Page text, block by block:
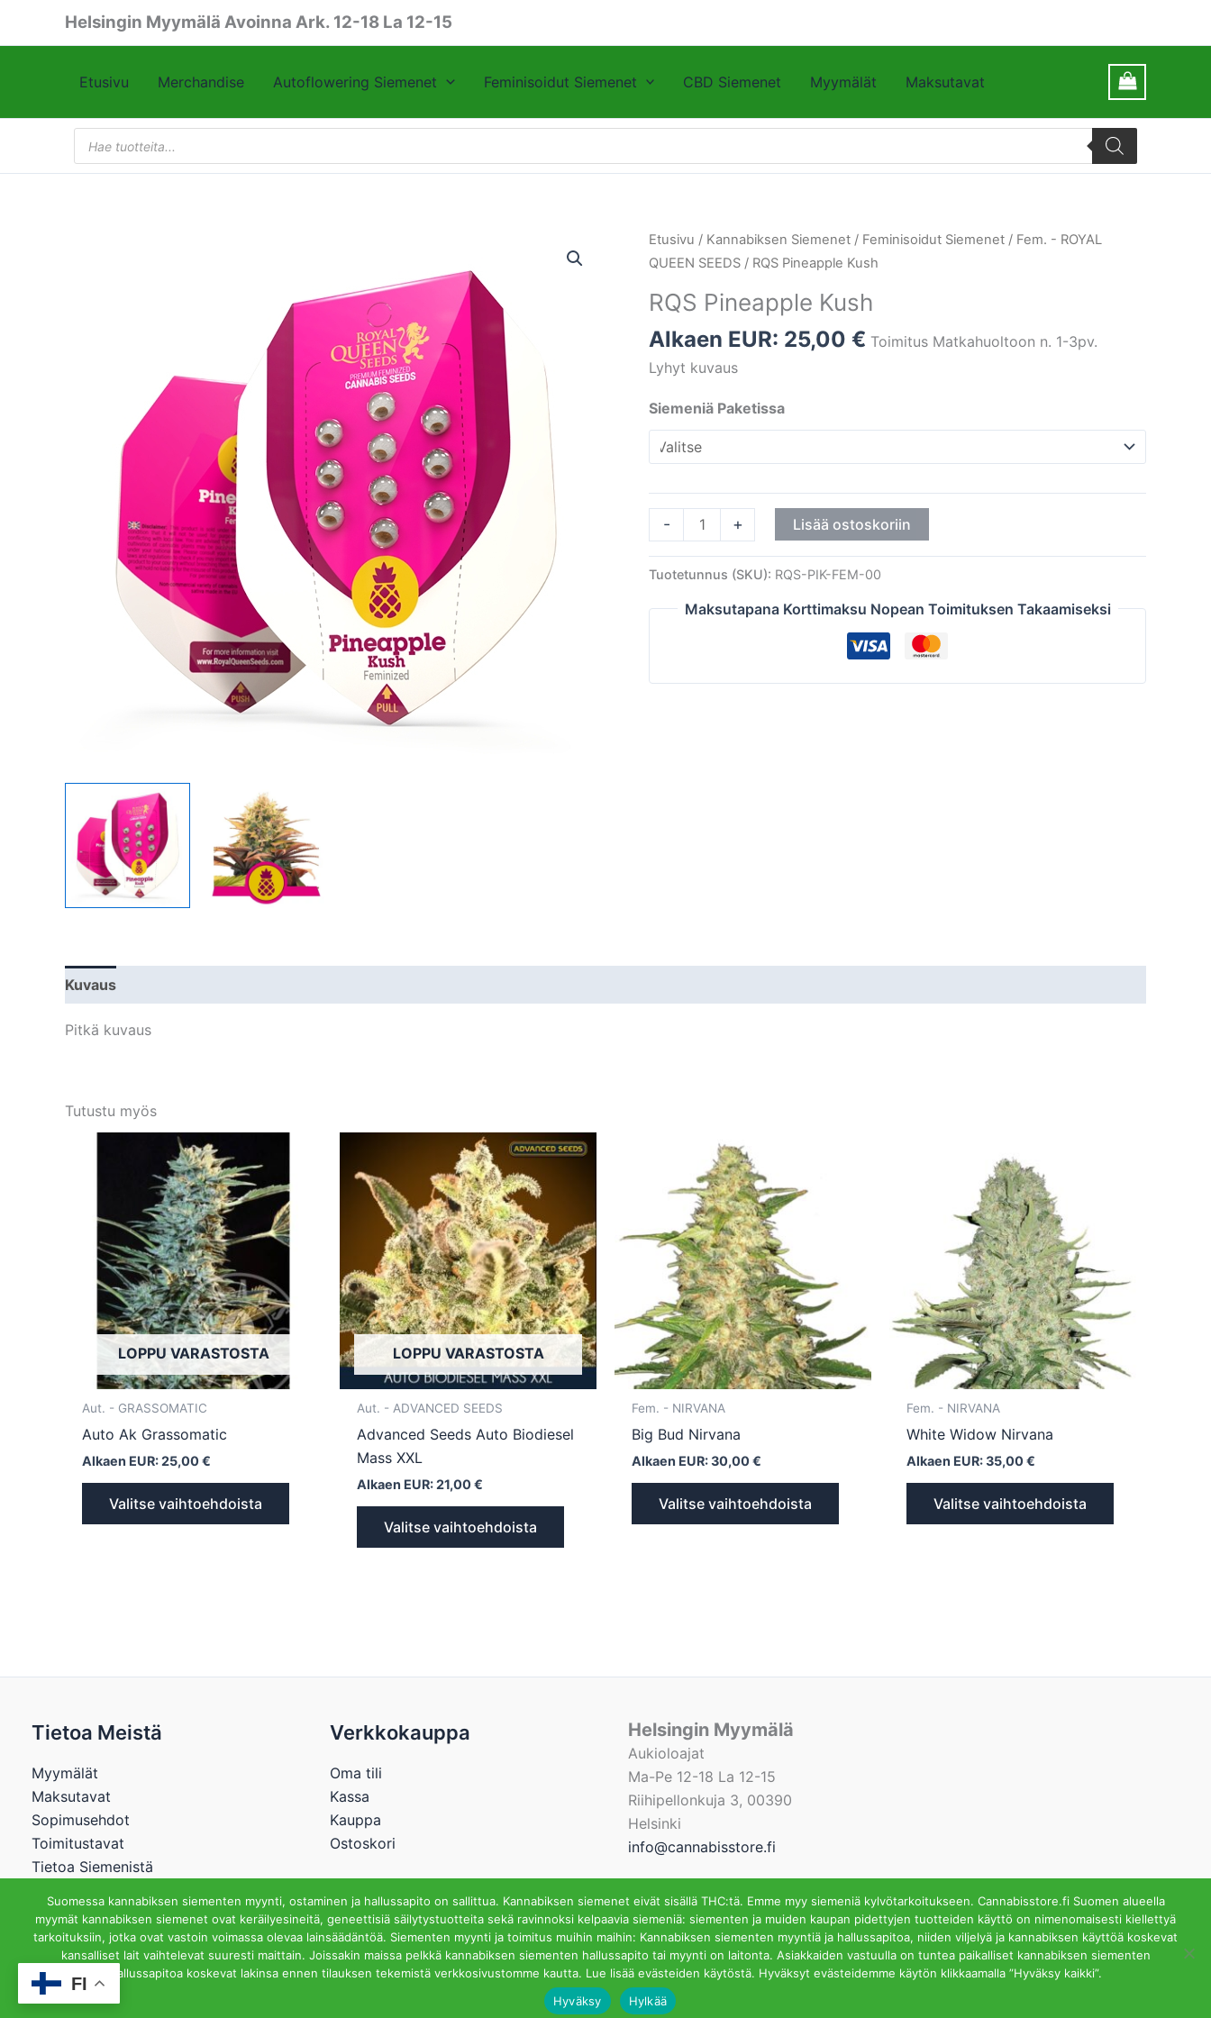
Helsingin Myymälä Avoinna Ark. 12-18 La 12-15
Etusivu Merchandise Autoflowering Siemenet Feminisoidut Siemenet CBD Siemenet Myymälät Maksutavat
Products
search
Etusivu / Kannabiksen Siemenet / Feminisoidut Siemenet / Fem. - ROYAL
QUEEN SEEDS / RQS Pineapple Kush
RQS Pineapple Kush
Alkaen EUR: 25,00 € Toimitus Matkahuoltoon n. 1-3pv.
Lyhyt kuvaus
Siemeniä Paketissa
-
RQS
Pineapple
määrä
+ Lisää ostoskoriin
Tuotetunnus (SKU): RQS-PIK-FEM-00
Maksutapana Korttimaksu Nopean Toimituksen Takaamiseksi
Kuvaus
Pitkä kuvaus
Tutustu myös
LOPPU VARASTOSTA
Aut. - GRASSOMATIC
Auto Ak Grassomatic
Alkaen EUR:25,00€
Valitse vaihtoehdoista
on
useampi
muunnelma.
valinnat
tuotteen
LOPPU VARASTOSTA
Aut. - ADVANCED SEEDS
Advanced Seeds Auto Biodiesel
Mass XXL
Alkaen EUR:21,00€
Valitse vaihtoehdoista
Tällä
muunnelma.
Voit
tehdä
valinnat
tuotteen
sivulla.
Fem. - NIRVANA
Big Bud Nirvana
Alkaen EUR:30,00€
Valitse vaihtoehdoista
tehdä
tuotteen
sivulla.
Fem. - NIRVANA
White Widow Nirvana
Alkaen EUR:35,00€
Valitse vaihtoehdoista
tehdä
valinnat
Tietoa Meistä
Myymälät
Maksutavat
Sopimusehdot
Toimitustavat
Tietoa Siemenistä
Verkkokauppa
Oma tili
Kassa
Kauppa
Ostoskori
Helsingin Myymälä
Aukioloajat
Ma-Pe 12-18 La 12-15
Riihipellonkuja 3, 00390
Helsinki
info@cannabisstore.fi
Cannabisstore.fi | Kannabiksen Siemeniä Verkkokaupasta ja Kivijalkamyymälästä. Helsinki
FI
Suomessa kannabiksen siementen myynti, ostaminen ja hallussapito on sallittua. Kannabiksen siemenet eivät sisällä THC:tä. Emme myy siemeniä kylvötarkoitukseen. Cannabisstore.fi Suomen alueella
myymät kannabiksen siemenet ovat keräilyesineitä, geneettisiä säilytystuotteita sekä ravinnoksi kelpaavia siemeniä: siementen ja muiden kaupan pidettyjen tuotteiden käyttö on nimenomaisesti kiellettyä
tarkoituksiin, jotka ovat vastoin voimassa olevaa lainsäädäntöä. Siementen myynti ja toimitus muihin maihin: Kannabiksen siementen myyntiä ja hallussapitoa, niiden viljelyä ja kannabiksen käyttöä koskevat
kansalliset lait vaihtelevat suuresti maittain. Joissakin maissa pelkkä kannabiksen siementen hallussapito tai myynti on laitonta. Asiakkaiden vastuulla on tuntea paikalliset kannabiksen siementen
hallussapitoa koskevat lakinsa ennen tilauksen tekemistä verkkosivustomme kautta. Lue lisää evästeiden käytöstä. Hyväksyt evästeidemme käytön klikkaamalla ”Hyväksy kaikki”.
Hyväksy
Hylkää